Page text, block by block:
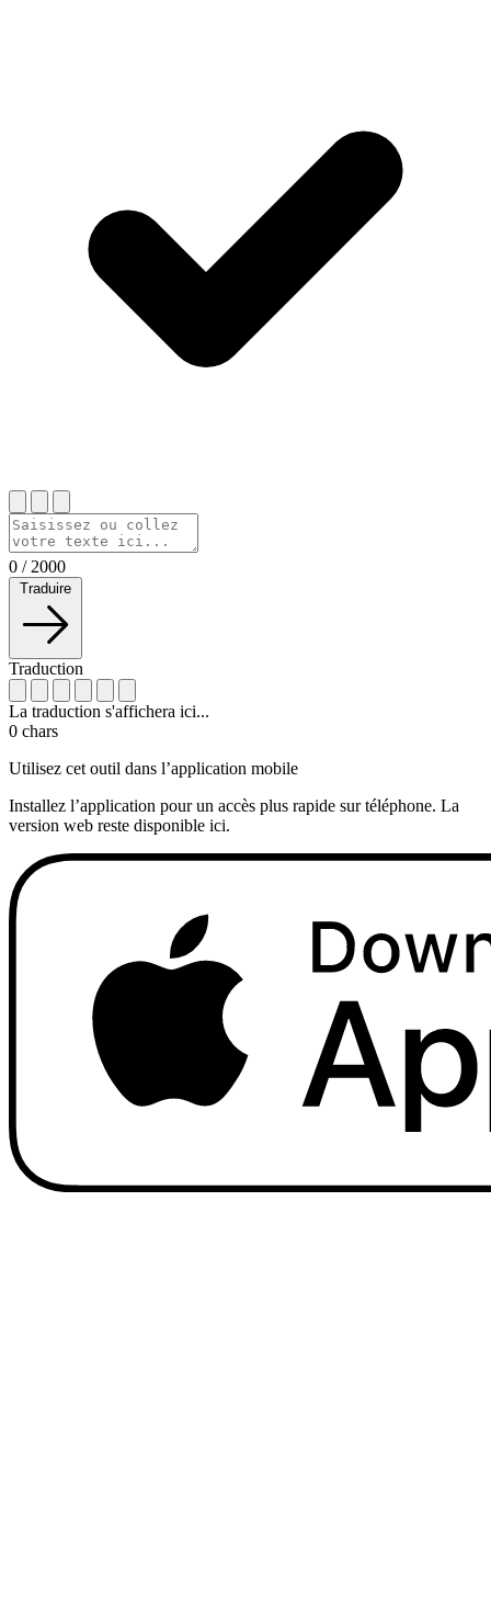
0 / 2000
Traduire
Traduction
La traduction s'affichera ici...
0 chars
Utilisez cet outil dans l’application mobile
Installez l’application pour un accès plus rapide sur téléphone. La
version web reste disponible ici.